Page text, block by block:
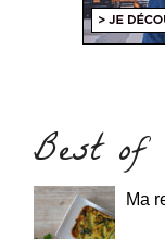
Best of
Ma